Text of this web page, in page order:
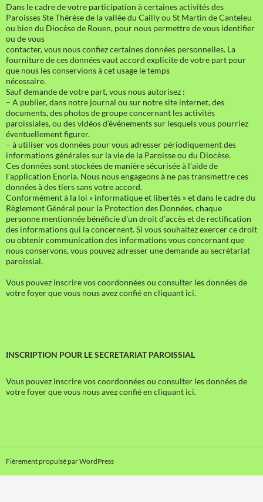
Dans le cadre de votre participation à certaines activités des
Paroisses Ste Thérèse de la vallée du Cailly ou St Martin de Canteleu
ou bien du Diocèse de Rouen, pour nous permettre de vous identifier
ou de vous
contacter, vous nous confiez certaines données personnelles. La
fourniture de ces données vaut accord explicite de votre part pour
que nous les conservions à cet usage le temps
nécessaire.
Sauf demande de votre part, vous nous autorisez :
– A publier, dans notre journal ou sur notre site internet, des
documents, des photos de groupe concernant les activités
paroissiales, ou des vidéos d’événements sur lesquels vous pourriez
éventuellement figurer.
– à utiliser vos données pour vous adresser périodiquement des
informations générales sur la vie de la Paroisse ou du Diocèse.
Ces données sont stockées de manière sécurisée à l’aide de
l’application Enoria. Nous nous engageons à ne pas transmettre ces
données à des tiers sans votre accord.
Conformément à la loi « informatique et libertés » et dans le cadre du
Règlement Général pour la Protection des Données, chaque
personne mentionnée bénéficie d’un droit d’accès et de rectification
des informations qui la concernent. Si vous souhaitez exercer ce droit
ou obtenir communication des informations vous concernant que
nous conservons, vous pouvez adresser une demande au secrétariat
paroissial.
Vous pouvez inscrire vos coordonnées ou consulter les données de
votre foyer que vous nous avez confié en cliquant ici.
INSCRIPTION POUR LE SECRETARIAT PAROISSIAL
Vous pouvez inscrire vos coordonnées ou consulter les données de
votre foyer que vous nous avez confié en cliquant ici.
Fièrement propulsé par WordPress